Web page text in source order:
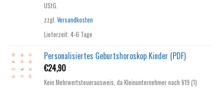
UStG.
zzgl. Versandkosten
Lieferzeit: 4-6 Tage
Personalisiertes Geburtshoroskop Kinder (PDF)
€24,90
Kein Mehrwertsteuerausweis, da Kleinunternehmer nach §19 (1)